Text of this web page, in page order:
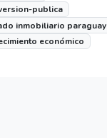
publica
inmobiliario paraguay
económico